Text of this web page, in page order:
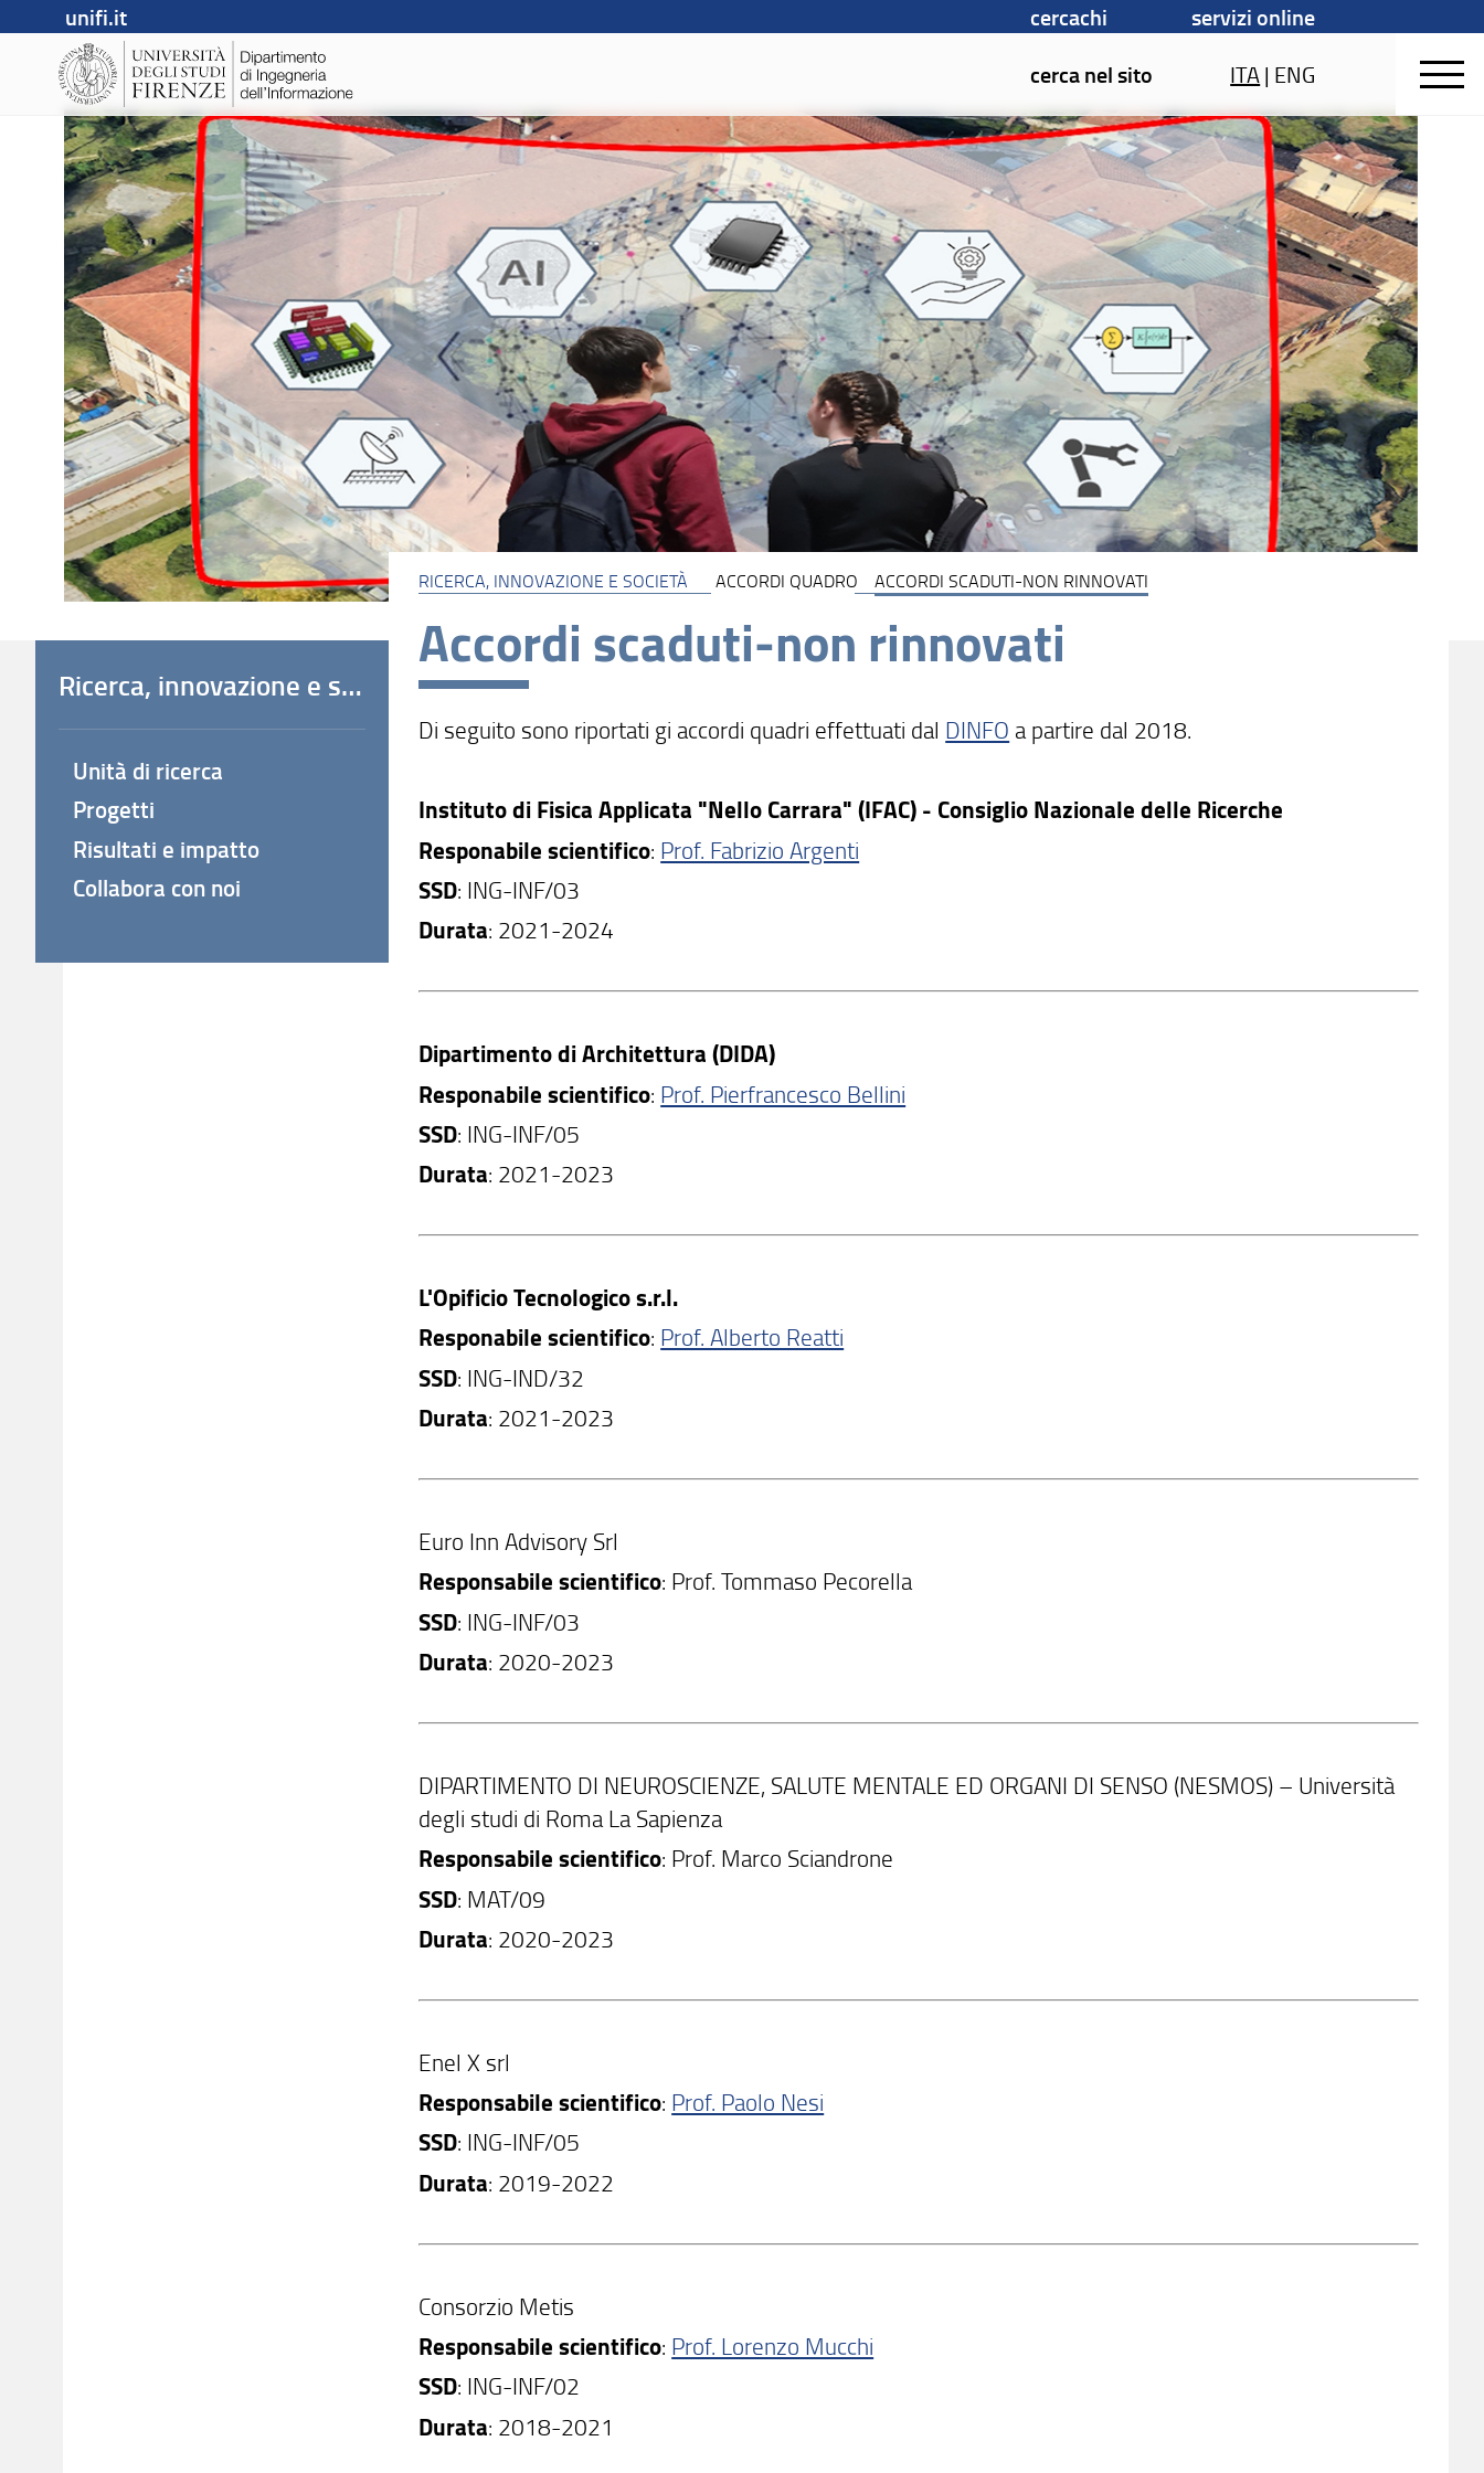
unifi.it cercachi
servizi online
cerca nel sito
ITA| ENG
RICERCA, INNOVAZIONE E SOCIETÀ ACCORDI QUADRO ACCORDI SCADUTI-NON RINNOVATI
Accordi scaduti-non rinnovati
Di seguito sono riportati gi accordi quadri effettuati dal DINFO a partire dal 2018.
Instituto di Fisica Applicata "Nello Carrara" (IFAC) - Consiglio Nazionale delle Ricerche
Responabile scientifico: Prof. Fabrizio Argenti
SSD: ING-INF/03
Durata: 2021-2024
Dipartimento di Architettura (DIDA)
Responabile scientifico: Prof. Pierfrancesco Bellini
SSD: ING-INF/05
Durata: 2021-2023
L'Opificio Tecnologico s.r.l.
Responabile scientifico: Prof. Alberto Reatti
SSD: ING-IND/32
Durata: 2021-2023
Euro Inn Advisory Srl
Responsabile scientifico: Prof. Tommaso Pecorella
SSD: ING-INF/03
Durata: 2020-2023
DIPARTIMENTO DI NEUROSCIENZE, SALUTE MENTALE ED ORGANI DI SENSO (NESMOS) – Università
degli studi di Roma La Sapienza
Responsabile scientifico: Prof. Marco Sciandrone
SSD: MAT/09
Durata: 2020-2023
Enel X srl
Responsabile scientifico: Prof. Paolo Nesi
SSD: ING-INF/05
Durata: 2019-2022
Consorzio Metis
Responsabile scientifico: Prof. Lorenzo Mucchi
SSD: ING-INF/02
Durata: 2018-2021
Ricerca, innovazione e società
Unità di ricerca
Progetti
Risultati e impatto
Collabora con noi